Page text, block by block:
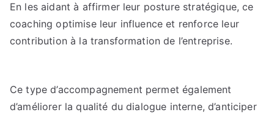
En les aidant à affirmer leur posture stratégique, ce
coaching optimise leur influence et renforce leur
contribution à la transformation de l’entreprise.
Ce type d’accompagnement permet également
d’améliorer la qualité du dialogue interne, d’anticiper